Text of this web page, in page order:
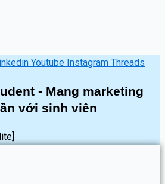
Youtube Instagram Threads
- Mang marketing
với sinh viên